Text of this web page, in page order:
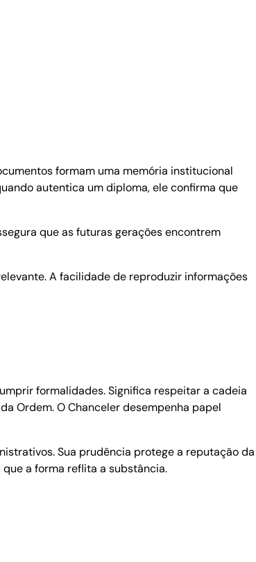
formam uma memória institucional
autentica um diploma, ele confirma que
que as futuras gerações encontrem
A facilidade de reproduzir informações
formalidades. Significa respeitar a cadeia
Ordem. O Chanceler desempenha papel
Sua prudência protege a reputação da
a forma reflita a substância.